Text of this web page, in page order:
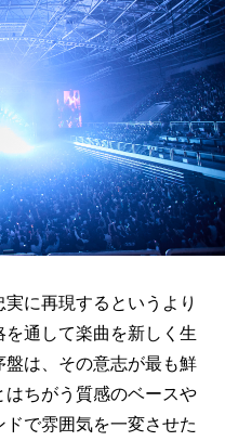
に再現するというより
通して楽曲を新しく生
盤は、その意志が最も鮮
ちがう質感のベースや
で雰囲気を一変させた